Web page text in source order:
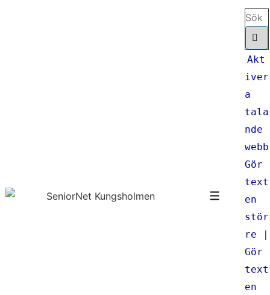
Meny
Sök
efter:
Akt
iver
a
tala
nde
webb
Gör
text
en
stör
re |
Gör
text
en